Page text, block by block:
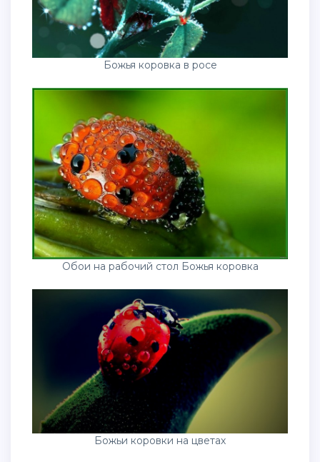
Божья коровка в росе
Обои на рабочий стол Божья коровка
Божьи коровки на цветах